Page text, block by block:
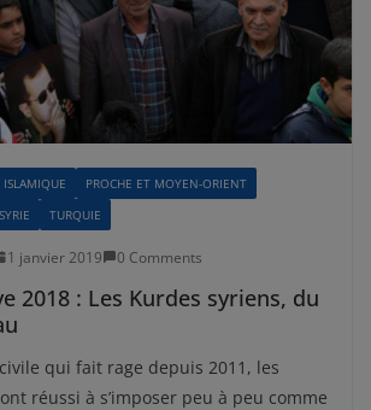
ISLAMIQUE
PROCHE ET MOYEN-ORIENT
SYRIE TURQUIE
1 janvier 2019 0 Comments
2018 : Les Kurdes syriens, du
qui fait rage depuis 2011, les
réussi à s’imposer peu à peu comme